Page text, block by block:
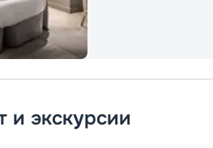
и экскурсии